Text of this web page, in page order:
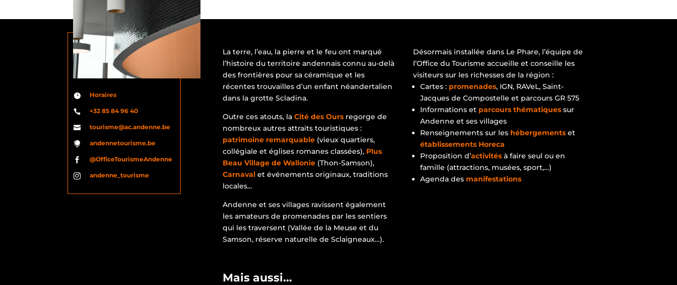
 Horaires
 +32 85 84 96 40
 tourisme@ac.andenne.be
 andennetourisme.be
 @OfficeTourismeAndenne
 andenne_tourisme
La terre, l’eau, la pierre et le feu ont marqué
l’histoire du territoire andennais connu au-delà
des frontières pour sa céramique et les
récentes trouvailles d’un enfant néandertalien
dans la grotte Scladina.
Outre ces atouts, la Cité des Oursregorge de
nombreux autres attraits touristiques :
patrimoine remarquable(vieux quartiers,
collégiale et églises romanes classées), Plus
Beau Village de Wallonie(Thon-Samson),
Carnaval et événements originaux, traditions
locales…
Andenne et ses villages ravissent également
les amateurs de promenades par les sentiers
qui les traversent (Vallée de la Meuse et du
Samson, réserve naturelle de Sclaigneaux…).
Désormais installée dans Le Phare, l’équipe de
l’Office du Tourisme accueille et conseille les
visiteurs sur les richesses de la région :
Cartes : promenades, IGN, RAVeL, Saint-
Jacques de Compostelle et parcours GR 575
Informations et parcours thématiquessur
Andenne et ses villages
Renseignements sur les hébergements et
établissements Horeca
Proposition d’activitésà faire seul ou en
famille (attractions, musées, sport,…)
Agenda des manifestations
Mais aussi…